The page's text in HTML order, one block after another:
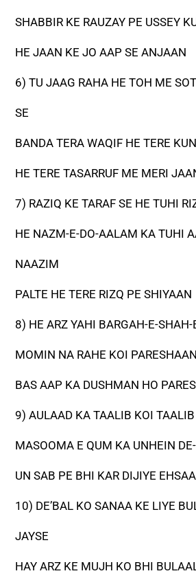
SHABBIR KE RAUZAY PE USSEY
HE JAAN KE JO AAP SE ANJAAN
6) TU JAAG RAHA HE TOH ME
SE
BANDA TERA WAQIF HE TERE
HE TERE TASARRUF ME MERI
7) RAZIQ KE TARAF SE HE TUHI
HE NAZM-E-DO-AALAM KA TUHI
NAAZIM
PALTE HE TERE RIZQ PE SHIYAAN
8) HE ARZ YAHI BARGAH-E-
MOMIN NA RAHE KOI
BAS AAP KA DUSHMAN HO
9) AULAAD KA TAALIB KOI
MASOOMA E QUM KA UNHEIN
UN SAB PE BHI KAR DIJIYE
10) DE’BAL KO SANAA KE LIYE
JAYSE
HAY ARZ KE MUJH KO BHI